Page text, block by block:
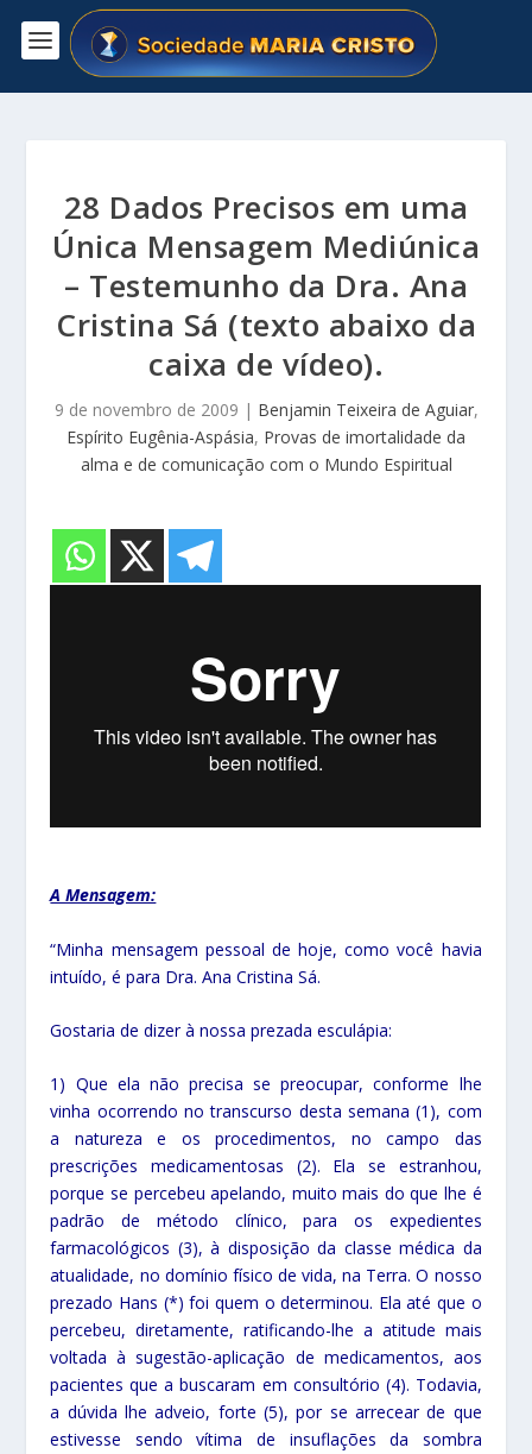
28 Dados Precisos em uma
Única Mensagem Mediúnica
– Testemunho da Dra. Ana
Cristina Sá (texto abaixo da
caixa de vídeo).
9 de novembro de 2009 | Benjamin Teixeira de Aguiar,
Espírito Eugênia-Aspásia, Provas de imortalidade da
alma e de comunicação com o Mundo Espiritual
A Mensagem:
“Minha mensagem pessoal de hoje, como você havia
intuído, é para Dra. Ana Cristina Sá.
Gostaria de dizer à nossa prezada esculápia:
1) Que ela não precisa se preocupar, conforme lhe
vinha ocorrendo no transcurso desta semana (1), com
a natureza e os procedimentos, no campo das
prescrições medicamentosas (2). Ela se estranhou,
porque se percebeu apelando, muito mais do que lhe é
padrão de método clínico, para os expedientes
farmacológicos (3), à disposição da classe médica da
atualidade, no domínio físico de vida, na Terra. O nosso
prezado Hans (*) foi quem o determinou. Ela até que o
percebeu, diretamente, ratificando-lhe a atitude mais
voltada à sugestão-aplicação de medicamentos, aos
pacientes que a buscaram em consultório (4). Todavia,
a dúvida lhe adveio, forte (5), por se arrecear de que
estivesse sendo vítima de insuflações da sombra